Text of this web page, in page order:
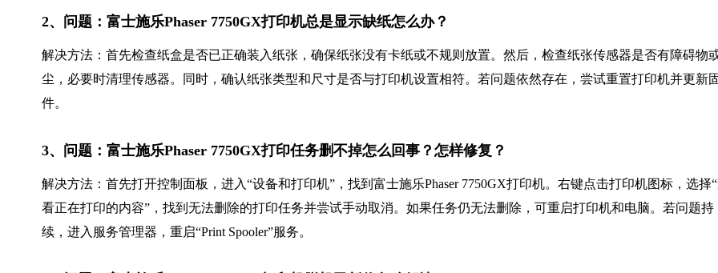
2、问题：富士施乐Phaser 7750GX打印机总是显示缺纸怎么办？
解决方法：首先检查纸盒是否已正确装入纸张，确保纸张没有卡纸或不规则放置。然后，检查纸张传感器是否有障碍物
尘，必要时清理传感器。同时，确认纸张类型和尺寸是否与打印机设置相符。若问题依然存在，尝试重置打印机并更新
件。
3、问题：富士施乐Phaser 7750GX打印任务删不掉怎么回事？怎样修复？
解决方法：首先打开控制面板，进入“设备和打印机”，找到富士施乐Phaser 7750GX打印机。右键点击打印机图标，选择
看正在打印的内容”，找到无法删除的打印任务并尝试手动取消。如果任务仍无法删除，可重启打印机和电脑。若问题持
续，进入服务管理器，重启“Print Spooler”服务。